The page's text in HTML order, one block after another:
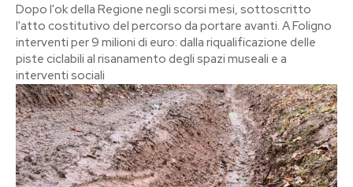
Dopo l'ok della Regione negli scorsi mesi, sottoscritto
l'atto costitutivo del percorso da portare avanti. A Foligno
interventi per 9 milioni di euro: dalla riqualificazione delle
piste ciclabili al risanamento degli spazi museali e a
interventi sociali